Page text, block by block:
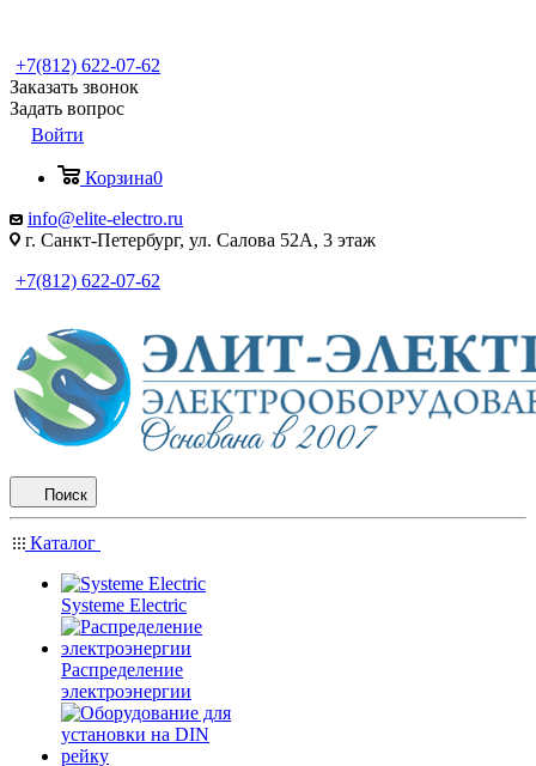
+7(812) 622-07-62
Заказать звонок
Задать вопрос
Войти
Корзина0
info@elite-electro.ru
г. Санкт-Петербург, ул. Салова 52А, 3 этаж
+7(812) 622-07-62
Поиск
Каталог
Systeme Electric
Распределение
электроэнергии